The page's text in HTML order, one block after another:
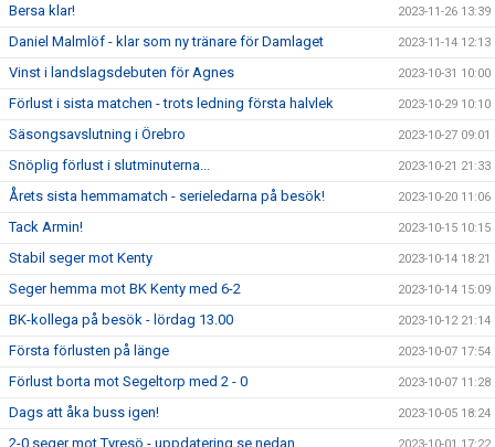
Bersa klar! 2023-11-26 13:39
Daniel Malmlöf - klar som ny tränare för Damlaget 2023-11-14 12:13
Vinst i landslagsdebuten för Agnes 2023-10-31 10:00
Förlust i sista matchen - trots ledning första halvlek 2023-10-29 10:10
Säsongsavslutning i Örebro 2023-10-27 09:01
Snöplig förlust i slutminuterna... 2023-10-21 21:33
Årets sista hemmamatch - serieledarna på besök! 2023-10-20 11:06
Tack Armin! 2023-10-15 10:15
Stabil seger mot Kenty 2023-10-14 18:21
Seger hemma mot BK Kenty med 6-2 2023-10-14 15:09
BK-kollega på besök - lördag 13.00 2023-10-12 21:14
Första förlusten på länge 2023-10-07 17:54
Förlust borta mot Segeltorp med 2 - 0 2023-10-07 11:28
Dags att åka buss igen! 2023-10-05 18:24
2-0 seger mot Tyresö - uppdatering se nedan